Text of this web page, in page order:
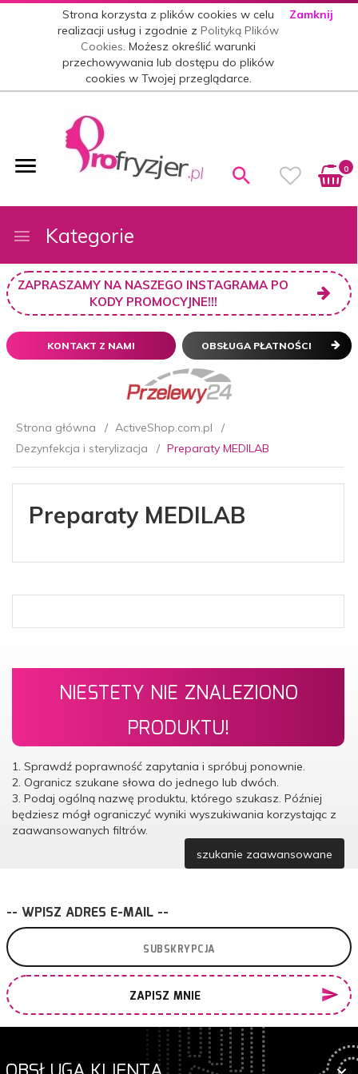
Strona korzysta z plików cookies w celu
realizacji usług i zgodnie zPolityką Plików
Cookies. Możesz określić warunki
przechowywania lub dostępu do plików
cookies w Twojej przeglądarce.
Zamknij
0
Kategorie
ZAPRASZAMY NA NASZEGO INSTAGRAMA PO
KODY PROMOCYJNE!!!
KONTAKT Z NAMI OBSŁUGA PŁATNOŚCI
Strona główna
ActiveShop.com.pl
Dezynfekcja i sterylizacja
Preparaty MEDILAB
Preparaty MEDILAB
NIESTETY NIE ZNALEZIONO
PRODUKTU!
1. Sprawdź poprawność zapytania i spróbuj ponownie.
2. Ogranicz szukane słowa do jednego lub dwóch.
3. Podaj ogólną nazwę produktu, którego szukasz. Później
będziesz mógł ograniczyć wyniki wyszukiwania korzystając z
zaawansowanych filtrów.
szukanie zaawansowane
-- WPISZ ADRES E-MAIL --
ZAPISZ MNIE